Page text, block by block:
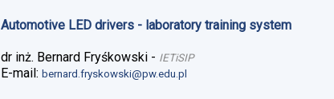
Automotive LED drivers - laboratory training system
dr inż. Bernard Fryśkowski - IETiSIP
E-mail:bernard.fryskowski@pw.edu.pl